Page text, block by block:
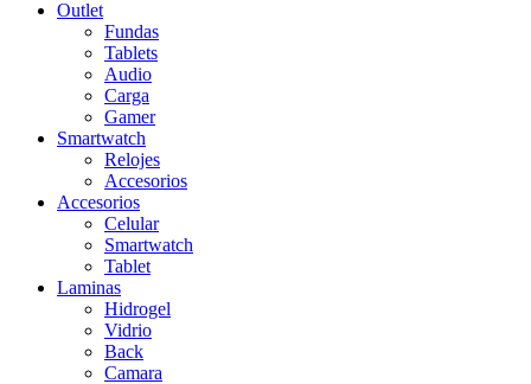
Outlet
Fundas
Tablets
Audio
Carga
Gamer
Smartwatch
Relojes
Accesorios
Accesorios
Celular
Smartwatch
Tablet
Laminas
Hidrogel
Vidrio
Back
Camara